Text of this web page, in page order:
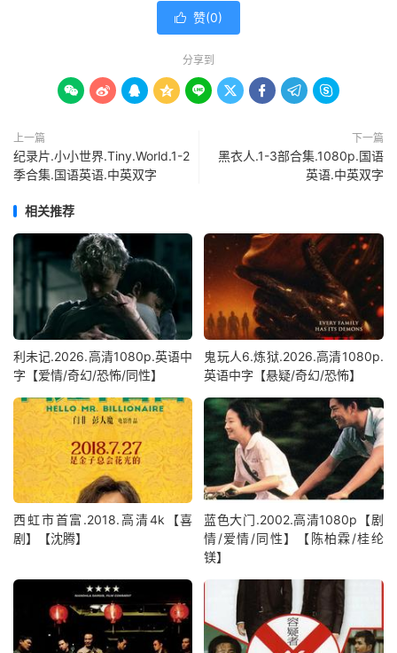
 赞(0)
分享到
        
上一篇
纪录片.小小世界.Tiny.World.1-2
季合集.国语英语.中英双字
下一篇
黑衣人.1-3部合集.1080p.国语
英语.中英双字
相关推荐
利未记.2026.高清1080p.英语中
字【爱情/奇幻/恐怖/同性】
鬼玩人6.炼狱.2026.高清1080p.
英语中字【悬疑/奇幻/恐怖】
西虹市首富.2018.高清4k【喜
剧】【沈腾】
蓝色大门.2002.高清1080p【剧
情/爱情/同性】【陈柏霖/桂纶
镁】